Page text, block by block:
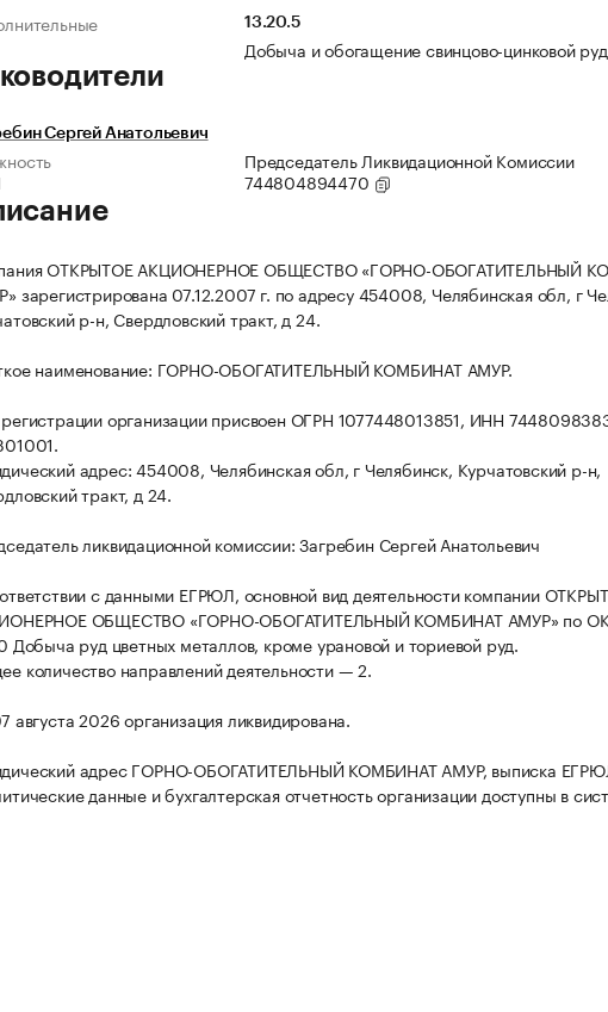
13.20.5
Добыча и обогащение свинцово-цинковой
Сергей Анатольевич
Председатель Ликвидационной Комиссии
744804894470
ОТКРЫТОЕ АКЦИОНЕРНОЕ ОБЩЕСТВО «ГОРНО-ОБОГАТИТЕЛЬНЫЙ
зарегистрирована 07.12.2007 г. по адресу 454008, Челябинская обл, г
р-н, Свердловский тракт, д 24.
наименование: ГОРНО-ОБОГАТИТЕЛЬНЫЙ КОМБИНАТ АМУР.
организации присвоен ОГРН 1077448013851, ИНН
адрес: 454008, Челябинская обл, г Челябинск, Курчатовский р-н,
тракт, д 24.
ликвидационной комиссии: Загребин Сергей Анатольевич
с данными ЕГРЮЛ, основной вид деятельности компании
ОБЩЕСТВО «ГОРНО-ОБОГАТИТЕЛЬНЫЙ КОМБИНАТ АМУР» по
Добыча руд цветных металлов, кроме урановой и ториевой руд.
количество направлений деятельности — 2.
августа 2026 организация ликвидирована.
адрес ГОРНО-ОБОГАТИТЕЛЬНЫЙ КОМБИНАТ АМУР, выписка
данные и бухгалтерская отчетность организации доступны в